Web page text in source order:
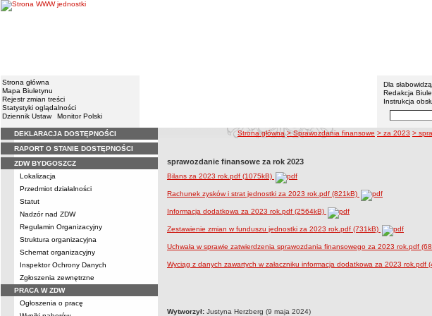
Strona główna
Mapa Biuletynu
Rejestr zmian treści
Statystyki oglądalności
Dziennik Ustaw
Monitor Polski
BIP -
Menu
Dla
Redakcja
Instrukcja
Wyszukiwarka
Menu
DEKLARACJA DOSTĘPNOŚCI
RAPORT O STANIE DOSTĘPNOŚCI
ZDW BYDGOSZCZ
Lokalizacja
Przedmiot działalności
Statut
Nadzór nad ZDW
Regulamin Organizacyjny
Struktura organizacyjna
Schemat organizacyjny
Inspektor Ochrony Danych
Zgłoszenia zewnętrzne
PRACA W ZDW
Ogłoszenia o pracę
ścieżka nawigacji
Strona główna > Sprawozdania finansowe > za 2023 >
sprawozdanie finansowe za rok 2023
Bilans za 2023 rok.pdf (1075kB)
Rachunek zysków i strat jednostki za 2023 rok.pdf (821kB)
Informacja dodatkowa za 2023 rok.pdf (2564kB)
Zestawienie zmian w funduszu jednostki za 2023 rok.pdf (731kB)
Uchwała w sprawie zatwierdzenia sprawozdania finansowego za 2023 rok.pdf
Wyciąg z danych zawartych w załaczniku informacja dodatkowa za 2023 rok.pdf
metryczka
Wytworzył: Justyna Herzberg (9 maja 2024)